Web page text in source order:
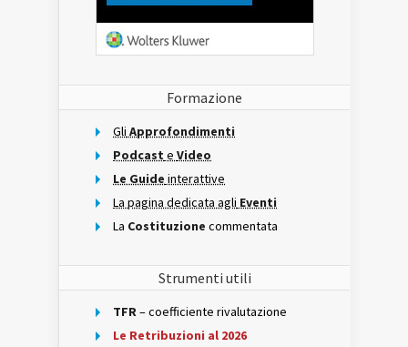
Formazione
Gli Approfondimenti
Podcast e Video
Le Guide interattive
La pagina dedicata agli Eventi
La Costituzione commentata
Strumenti utili
TFR– coefficiente rivalutazione
Le Retribuzioni al 2026